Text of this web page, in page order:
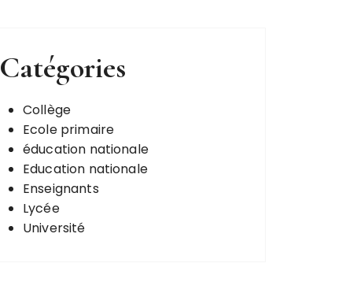
Catégories
Collège
Ecole primaire
éducation nationale
Education nationale
Enseignants
Lycée
Université